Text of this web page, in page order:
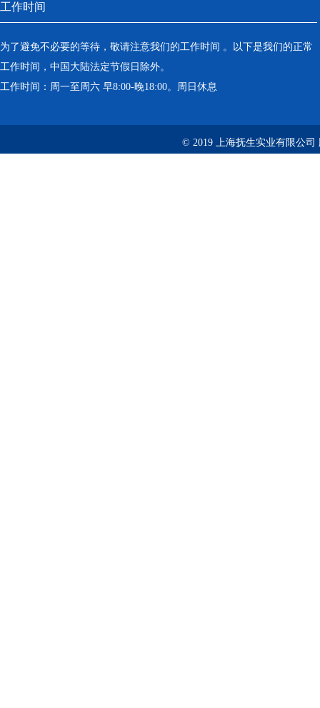
工作时间
为了避免不必要的等待，敬请注意我们的工作时间 。以下是我们的正常
工作时间，中国大陆法定节假日除外。
工作时间：周一至周六 早8:00-晚18:00。周日休息
© 2019 上海抚生实业有限公司